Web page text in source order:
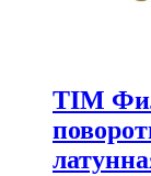
TIM